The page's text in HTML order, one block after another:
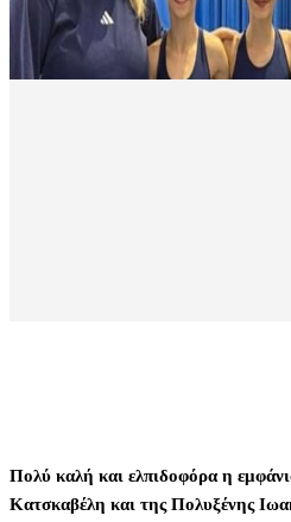
Πολύ καλή και ελπιδοφόρα η
Κατσκαβέλη και της Πολυξένης